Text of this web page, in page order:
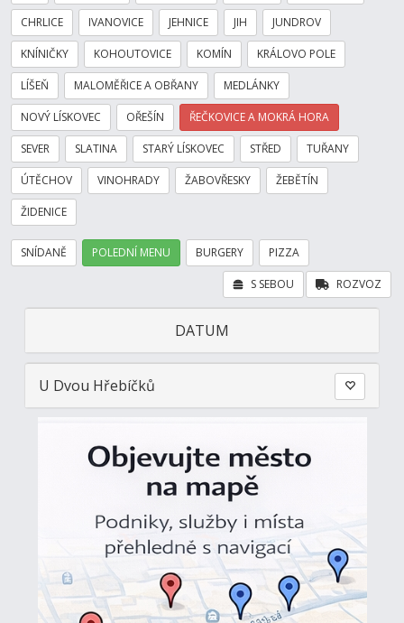
CHRLICE IVANOVICE JEHNICE JIH JUNDROV
KNÍNIČKY KOHOUTOVICE KOMÍN KRÁLOVO POLE
LÍŠEŇ MALOMĚŘICE A OBŘANY MEDLÁNKY
NOVÝ LÍSKOVEC OŘEŠÍN ŘEČKOVICE A MOKRÁ HORA
SEVER SLATINA STARÝ LÍSKOVEC STŘED TUŘANY
ÚTĚCHOV VINOHRADY ŽABOVŘESKY ŽEBĚTÍN
ŽIDENICE
SNÍDANĚ POLEDNÍ MENU BURGERY PIZZA
ROZVOZ
S SEBOU
DATUM
U Dvou Hřebíčků